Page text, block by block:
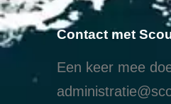
Contact met
Een keer mee